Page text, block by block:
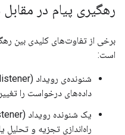
رهگیری پیام در
برخی از تفاوت‌های کلیدی بین
است:
شنونده‌ی رویداد (event listener) به شما اجازه
داده‌های درخواست را
راه‌اندازی تجزیه و